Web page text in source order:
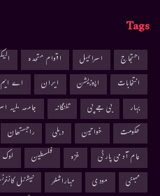
Tags
احتجاج اسرائیل اقوام متحدہ
انتخابات
اپوزیشن ایران اے
بہار
بی جے پی تلنگانہ جامعہ ملیہ
حکومت
خواتین دہلی راجستھان
عام آدمی پارٹی
غزہ فلسطین
ممبئی
مودی مہاراشٹر نیشنل